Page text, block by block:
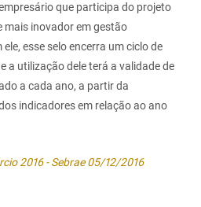
que participa do projeto
mais inovador em gestão
esse selo encerra um ciclo de
a utilização dele terá a validade de
a cada ano, a partir da
indicadores em relação ao ano